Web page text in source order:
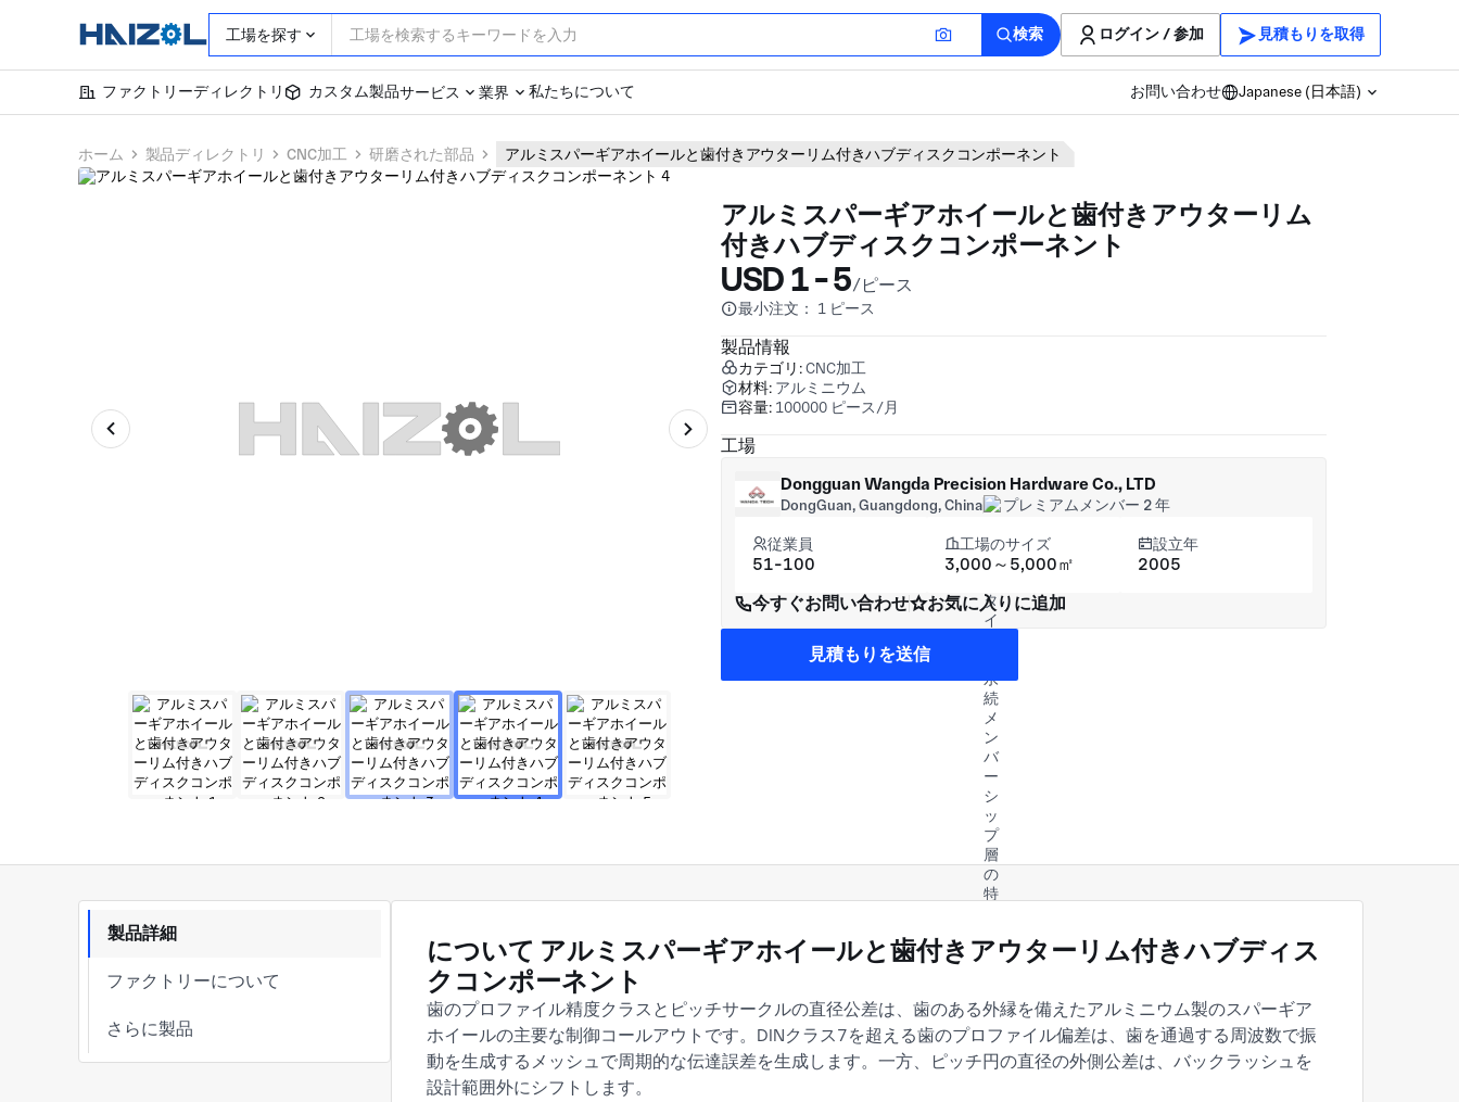
工場を探す 検索 ログイン / 参加 見積もりを取得
ファクトリーディレクトリ カスタム製品サービス 業界 私たちについて お問い合わせ Japanese (日本語)
ホーム 製品ディレクトリ CNC加工 研磨された部品 アルミスパーギアホイールと歯付きアウターリム付きハブディスクコンポーネント
アルミスパーギアホイールと歯付きアウターリム
付きハブディスクコンポーネント
USD 1 - 5/ピース
最小注文： 1 ピース
製品情報
カテゴリ:CNC加工
材料: アルミニウム
容量: 100000 ピース/月
工場
Dongguan Wangda Precision Hardware Co., LTD
DongGuan, Guangdong, China プレミアムメンバー 2 年
従業員
51-100
工場のサイズ
3,000～5,000㎡
設立年
2005
今すぐお問い合わせ
お気に入りに追加
見積もりを送信
製品詳細
ファクトリーについて
さらに製品
について アルミスパーギアホイールと歯付きアウターリム付きハブディス
クコンポーネント
歯のプロファイル精度クラスとピッチサークルの直径公差は、歯のある外縁を備えたアルミニウム製のスパーギア
ホイールの主要な制御コールアウトです。DINクラス7を超える歯のプロファイル偏差は、歯を通過する周波数で振
動を生成するメッシュで周期的な伝達誤差を生成します。一方、ピッチ円の直径の外側公差は、バックラッシュを
設計範囲外にシフトします。